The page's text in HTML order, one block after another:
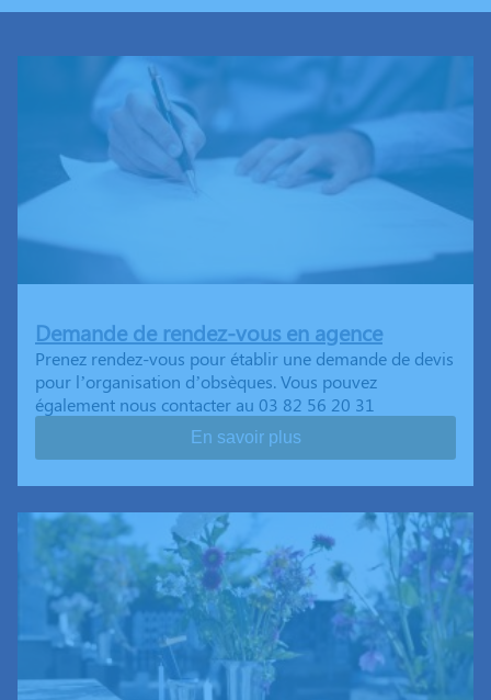
Demande de rendez-vous en agence
Prenez rendez-vous pour établir une demande de devis
pour l’organisation d’obsèques. Vous pouvez
également nous contacter au 03 82 56 20 31
En savoir plus